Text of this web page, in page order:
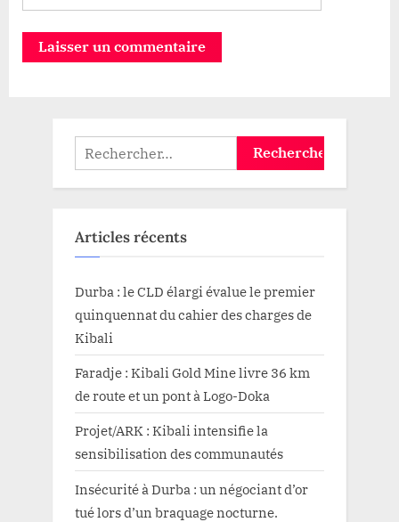
Rechercher :
Articles récents
Durba : le CLD élargi évalue le premier
quinquennat du cahier des charges de
Kibali
Faradje : Kibali Gold Mine livre 36 km
de route et un pont à Logo-Doka
Projet/ARK : Kibali intensifie la
sensibilisation des communautés
Insécurité à Durba : un négociant d’or
tué lors d’un braquage nocturne.